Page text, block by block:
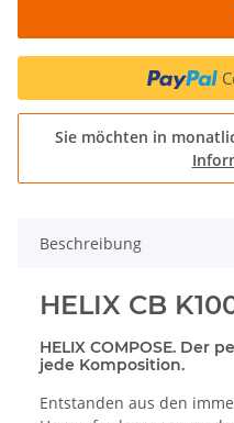
Sie möchten in
Beschreibung
HELIX CB
HELIX COMPOSE. Der
jede Komposition.
Entstanden aus den